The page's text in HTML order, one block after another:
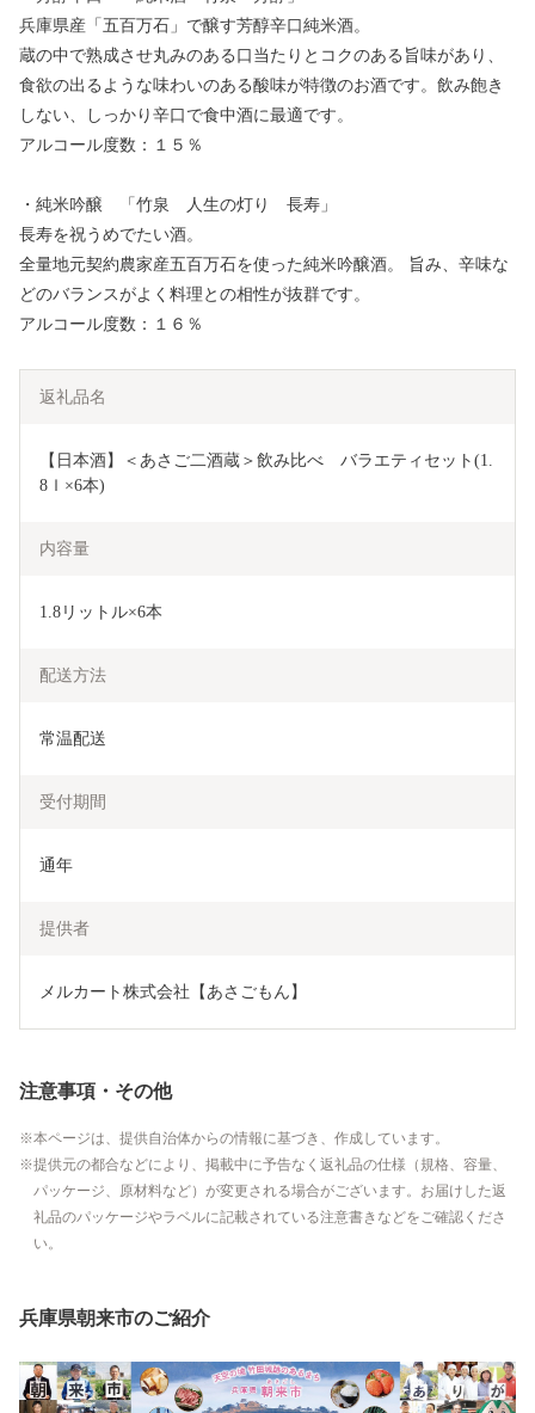
兵庫県産「五百万石」で醸す芳醇辛口純米酒。
蔵の中で熟成させ丸みのある口当たりとコクのある旨味があり、
食欲の出るような味わいのある酸味が特徴のお酒です。飲み飽き
しない、しっかり辛口で食中酒に最適です。
アルコール度数：１５％
・純米吟醸 「竹泉 人生の灯り 長寿」
長寿を祝うめでたい酒。
全量地元契約農家産五百万石を使った純米吟醸酒。 旨み、辛味な
どのバランスがよく料理との相性が抜群です。
アルコール度数：１６％
返礼品名
【日本酒】＜あさご二酒蔵＞飲み比べ　バラエティセット(1.
8ｌ×6本)
内容量
1.8リットル×6本
配送方法
常温配送
受付期間
通年
提供者
メルカート株式会社【あさごもん】
注意事項・その他
本ページは、提供自治体からの情報に基づき、作成しています。
提供元の都合などにより、掲載中に予告なく返礼品の仕様（規格、容量、
パッケージ、原材料など）が変更される場合がございます。お届けした返
礼品のパッケージやラベルに記載されている注意書きなどをご確認くださ
い。
兵庫県朝来市のご紹介